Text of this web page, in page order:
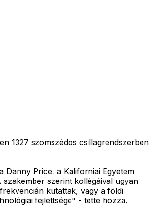
1327 szomszédos csillagrendszerben
Price, a Kaliforniai Egyetem
szerint kollégáival ugyan
kutattak, vagy a földi
fejlettsége" - tette hozzá.